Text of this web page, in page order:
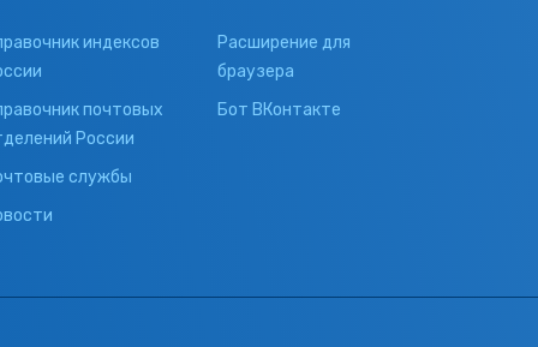
индексов
почтовых
России
службы
Расширение для
браузера
Бот ВКонтакте